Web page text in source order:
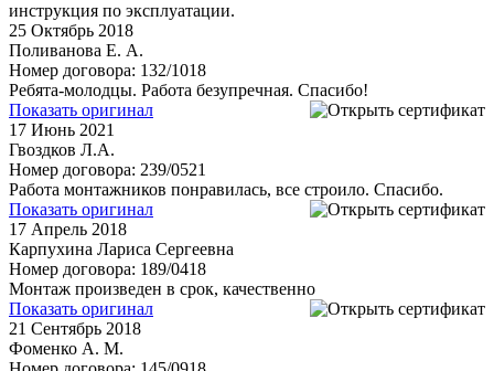
инструкция по эксплуатации.
25 Октябрь 2018
Поливанова Е. А.
Номер договора: 132/1018
Ребята-молодцы. Работа безупречная. Спасибо!
Показать оригинал
17 Июнь 2021
Гвоздков Л.А.
Номер договора: 239/0521
Работа монтажников понравилась, все строило. Спасибо.
Показать оригинал
17 Апрель 2018
Карпухина Лариса Сергеевна
Номер договора: 189/0418
Монтаж произведен в срок, качественно
Показать оригинал
21 Сентябрь 2018
Фоменко А. М.